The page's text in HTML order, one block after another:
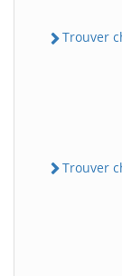
Trouver
Trouver